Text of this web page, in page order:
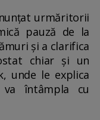
urmăritorii
pauză de la
și a clarifica
chiar și un
unde le explica
întâmpla cu